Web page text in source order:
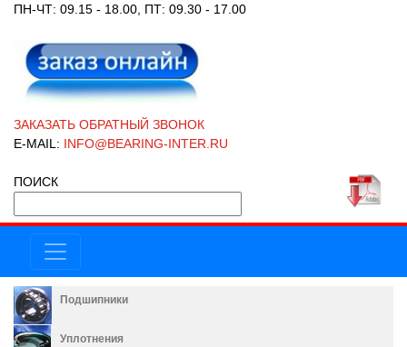
ПН-ЧТ: 09.15 - 18.00, ПТ: 09.30 - 17.00
ЗАКАЗАТЬ ОБРАТНЫЙ ЗВОНОК
E-MAIL: INFO@BEARING-INTER.RU
ПОИСК
Подшипники
Уплотнения